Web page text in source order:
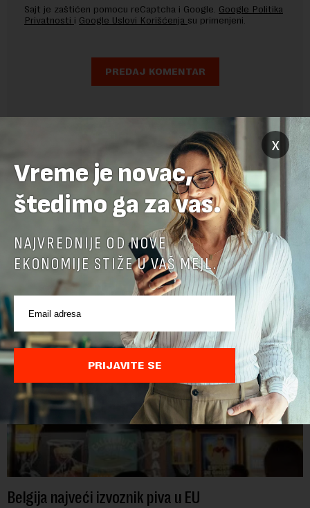
Sajt je zaštićen pomocu reCaptcha i Google. Google Politika
Privatnosti i Google Uslovi Korišćenja su primenjeni.
POVEZANI SADRŽAJI
Belgija najveći izvoznik piva u EU
x
Vreme je novac,
štedimo ga za vas.
NAJVREDNIJE OD NOVE
EKONOMIJE STIŽE U VAŠ MEJL.
PRIJAVITE SE